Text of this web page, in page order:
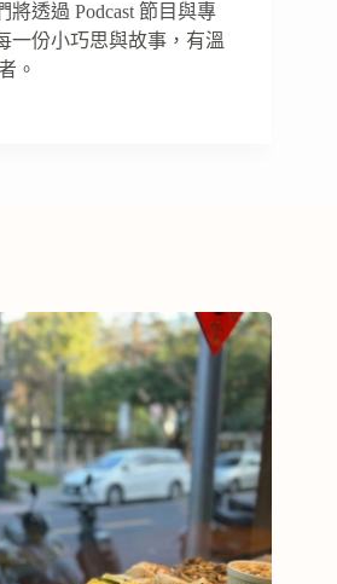
將透過 Podcast 節目與專
一份小巧思與故事，有溫
。